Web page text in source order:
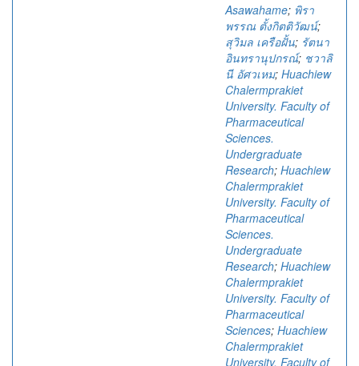
Asawahame; พิรา
พรรณ ตั้งกิตติวัฒน์;
สุวิมล เครือฝั้น; รัตนา
อินทรานุปกรณ์; ชวาลิ
นี อัศวเหม; Huachiew
Chalermprakiet
University. Faculty of
Pharmaceutical
Sciences.
Undergraduate
Research; Huachiew
Chalermprakiet
University. Faculty of
Pharmaceutical
Sciences.
Undergraduate
Research; Huachiew
Chalermprakiet
University. Faculty of
Pharmaceutical
Sciences; Huachiew
Chalermprakiet
University. Faculty of